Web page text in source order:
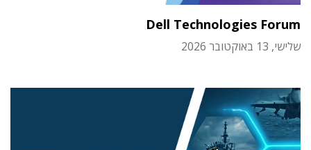
Dell Technologies Forum
שלישי, 13 באוקטובר 2026